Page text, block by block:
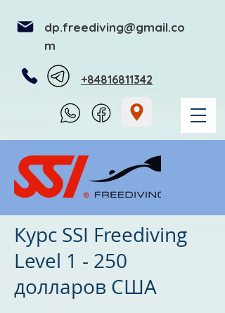
dp.freediving@gmail.co
m
+84816811342
Курс SSI Freediving
Level 1 - 250
долларов США